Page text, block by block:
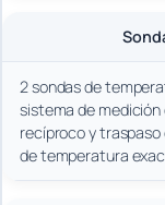
2 sondas de
sistema de
recíproco y
de temperatura